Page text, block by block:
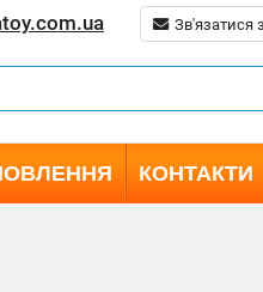
Зв'язатися
КОНТАКТИ